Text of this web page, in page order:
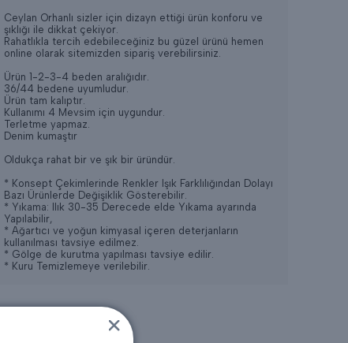
Ceylan Orhanlı sizler için dizayn ettiği ürün konforu ve
şıklığı ile dikkat çekiyor.
Rahatlıkla tercih edebileceğiniz bu güzel ürünü hemen
online olarak sitemizden sipariş verebilirsiniz.
Ürün 1-2-3-4 beden aralığıdır.
36/44 bedene uyumludur.
Ürün tam kalıptır.
Kullanımı 4 Mevsim için uygundur.
Terletme yapmaz.
Denim kumaştır
Oldukça rahat bir ve şık bir üründür.
* Konsept Çekimlerinde Renkler Işık Farklılığından Dolayı
Bazı Ürünlerde Değişiklik Gösterebilir.
* Yıkama: Ilık 30-35 Derecede elde Yıkama ayarında
Yapılabilir,
* Ağartıcı ve yoğun kimyasal içeren deterjanların
kullanılması tavsiye edilmez.
* Gölge de kurutma yapılması tavsiye edilir.
* Kuru Temizlemeye verilebilir.